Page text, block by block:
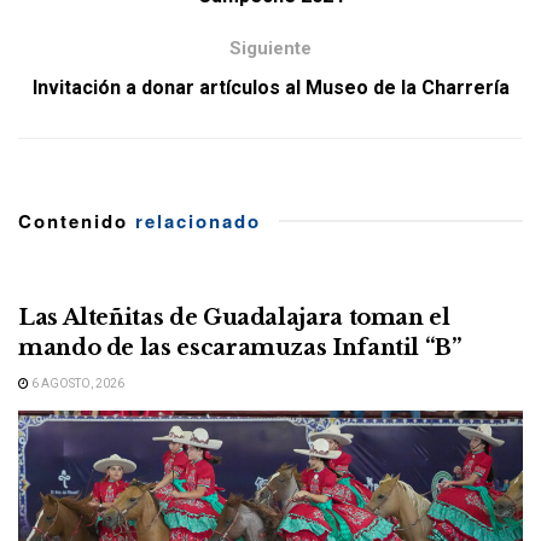
Siguiente
Invitación a donar artículos al Museo de la Charrería
Contenido relacionado
Las Alteñitas de Guadalajara toman el
mando de las escaramuzas Infantil “B”
6 AGOSTO, 2026